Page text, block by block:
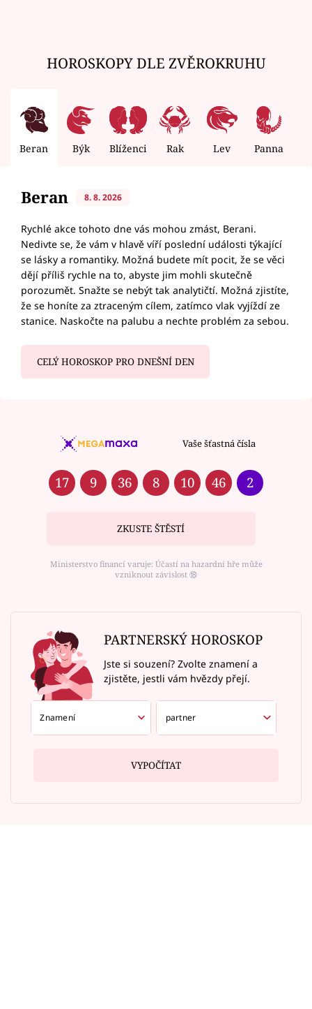
HOROSKOPY DLE ZVĚROKRUHU
Beran Býk Blíženci Rak Lev Panna
Beran 8. 8. 2026
Rychlé akce tohoto dne vás mohou zmást, Berani.
Nedivte se, že vám v hlavě víří poslední události týkající
se lásky a romantiky. Možná budete mít pocit, že se věci
dějí příliš rychle na to, abyste jim mohli skutečně
porozumět. Snažte se nebýt tak analytičtí. Možná zjistíte,
že se honíte za ztraceným cílem, zatímco vlak vyjíždí ze
stanice. Naskočte na palubu a nechte problém za sebou.
CELÝ HOROSKOP PRO DNEŠNÍ DEN
Vaše šťastná čísla
17 9 36 8 10 46 2
ZKUSTE ŠTĚSTÍ
Ministerstvo financí varuje: Účastí na hazardní hře může
vzniknout závislost ⑱
PARTNERSKÝ HOROSKOP
Jste si souzení? Zvolte znamení a
zjistěte, jestli vám hvězdy přejí.
VYPOČÍTAT